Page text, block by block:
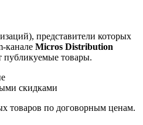
представители которых
канале Micros Distribution
публикуемые товары.
скидками
товаров по договорным ценам.